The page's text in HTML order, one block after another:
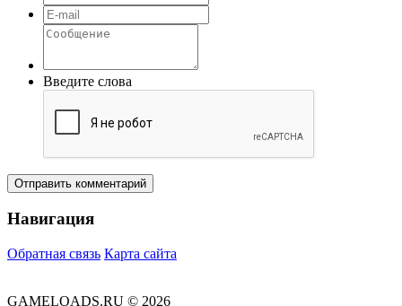
Введите слова
Отправить комментарий
Навигация
Обратная связь Карта сайта
GAMELOADS.RU © 2026